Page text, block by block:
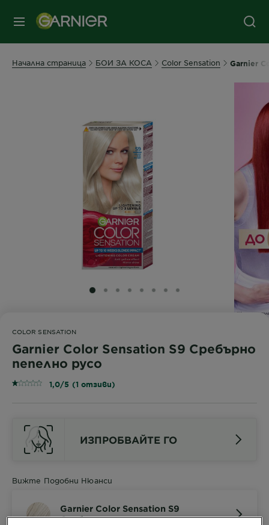
МЕНЮ
Начална страница БОИ ЗА КОСА Color Sensation Garnier
SLIDE 1
SLIDE 2
SLIDE 3
SLIDE 4
SLIDE 5
SLIDE 6
SLIDE 7
SLIDE 8
COLOR SENSATION
Garnier Color Sensation S9 Сребърно
пепелно русо
1,0/5 (1 отзиви)
ИЗПРОБВАЙТЕ ГО
Вижте Подобни Нюанси
Garnier Color Sensation S9
Сребърно пепелно русо